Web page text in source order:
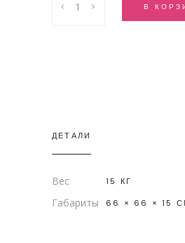
"Оранжевое
В
ДЕТАЛИ
Вес 15 КГ
Габариты 66 × 66 × 15